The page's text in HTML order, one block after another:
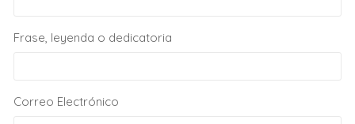
Frase, leyenda o dedicatoria
Correo Electrónico